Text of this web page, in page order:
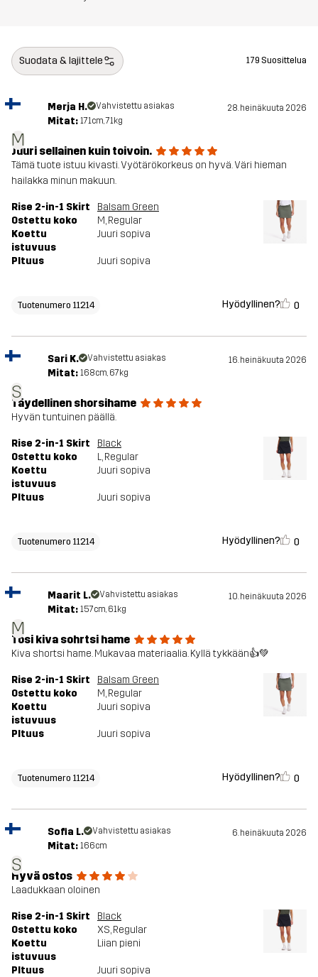
Suodata & lajittele 179 Suosittelua
M
Merja H. Vahvistettu asiakas 28. heinäkuuta 2026
Mitat: 171cm, 71kg
Juuri sellainen kuin toivoin.
Tämä tuote istuu kivasti. Vyötärökorkeus on hyvä. Väri hieman
hailakka minun makuun.
Rise 2-in-1 Skirt
Balsam Green
Ostettu koko
M, Regular
Koettu
istuvuus
Juuri sopiva
PItuus Juuri sopiva
Tuotenumero 11214 Hyödyllinen? 0
S
Sari K. Vahvistettu asiakas 16. heinäkuuta 2026
Mitat: 168cm, 67kg
Täydellinen shorsihame
Hyvän tuntuinen päällä.
Rise 2-in-1 Skirt
Black
Ostettu koko
L, Regular
Koettu
istuvuus
Juuri sopiva
PItuus Juuri sopiva
Tuotenumero 11214 Hyödyllinen? 0
M
Maarit L. Vahvistettu asiakas 10. heinäkuuta 2026
Mitat: 157cm, 61kg
Tosi kiva sohrtsi hame
Kiva shortsi hame. Mukavaa materiaalia. Kyllä tykkään👍💚
Rise 2-in-1 Skirt
Balsam Green
Ostettu koko
M, Regular
Koettu
istuvuus
Juuri sopiva
PItuus Juuri sopiva
Tuotenumero 11214 Hyödyllinen? 0
S
Sofia L. Vahvistettu asiakas 6. heinäkuuta 2026
Mitat: 166cm
Hyvä ostos
Laadukkaan oloinen
Rise 2-in-1 Skirt
Black
Ostettu koko
XS, Regular
Koettu
istuvuus
Liian pieni
PItuus Juuri sopiva